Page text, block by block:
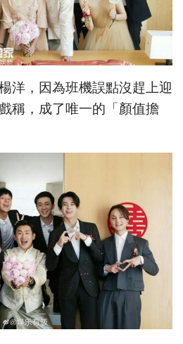
洋，因為班機誤點沒趕上迎
稱，成了唯一的「顏值擔